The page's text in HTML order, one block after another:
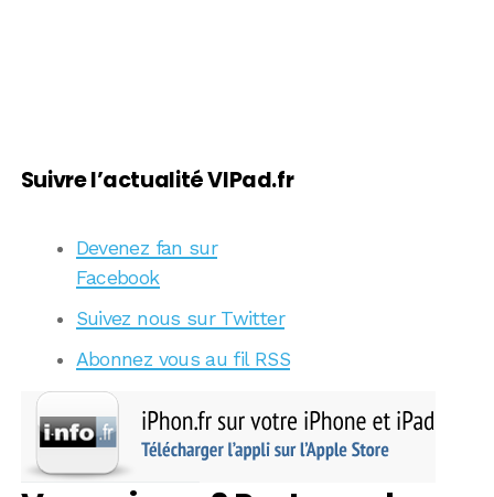
Suivre l’actualité VIPad.fr
Devenez fan sur
Facebook
Suivez nous sur Twitter
Abonnez vous au fil RSS